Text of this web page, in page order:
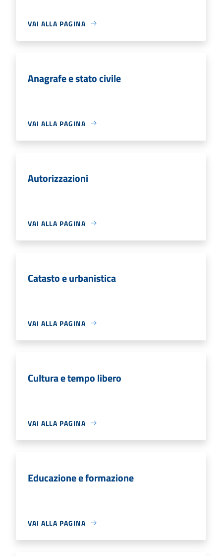
VAI ALLA PAGINA
Anagrafe e stato civile
VAI ALLA PAGINA
Autorizzazioni
VAI ALLA PAGINA
Catasto e urbanistica
VAI ALLA PAGINA
Cultura e tempo libero
VAI ALLA PAGINA
Educazione e formazione
VAI ALLA PAGINA